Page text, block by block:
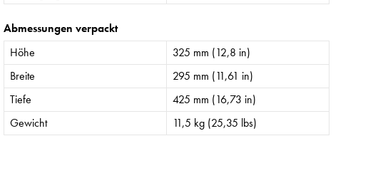
Abmessungen verpackt
Höhe
325 mm (12,8 in)
Breite
295 mm (11,61 in)
Tiefe
425 mm (16,73 in)
Gewicht
11,5 kg (25,35 lbs)